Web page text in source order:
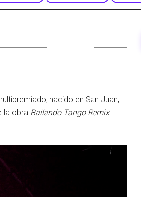
nacido en San Juan,
la obra Bailando Tango Remix